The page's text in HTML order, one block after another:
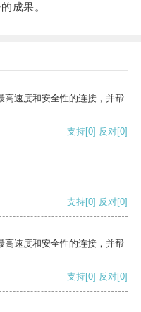
成果。
高速度和安全性的连接，并帮
支持[0] 反对[0]
支持[0] 反对[0]
高速度和安全性的连接，并帮
支持[0] 反对[0]